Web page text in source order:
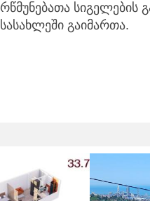
რწმუნებათა სიგელების
სასახლეში გაიმართა.